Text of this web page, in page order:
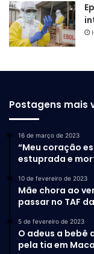
Postagens mais
16 de março de 2023
“Meu coração
estuprada e
10 de fevereiro de 2023
Mãe chora ao
passar no TAF
5 de fevereiro de 2023
O adeus a bebê
pela tia em